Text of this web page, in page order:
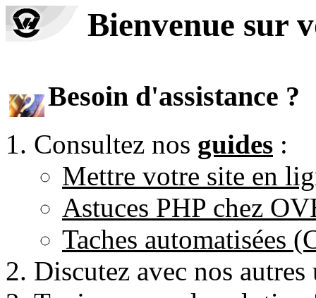
Bienvenue sur
Besoin d'assistance ?
Consultez nos guides :
Mettre votre site en
Astuces PHP chez
Taches automatisées
Discutez avec nos